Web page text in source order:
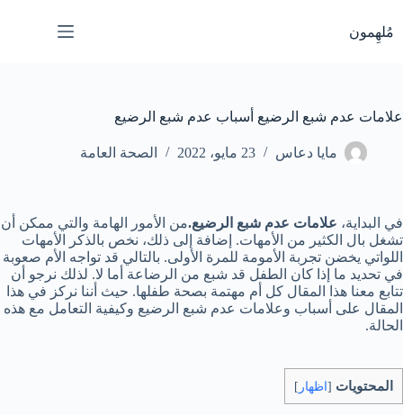
إلى
المحتوى
مُلهِمون
علامات عدم شبع الرضيع أسباب عدم شبع الرضيع
مايا دعاس 23 مايو، 2022 الصحة العامة
في البداية، علامات عدم شبع الرضيع.من الأمور الهامة والتي ممكن أن
تشغل بال الكثير من الأمهات. إضافة إلى ذلك، نخص بالذكر الأمهات
اللواتي يخضن تجربة الأمومة للمرة الأولى. بالتالي قد تواجه الأم صعوبة
في تحديد ما إذا كان الطفل قد شبع من الرضاعة أما لا. لذلك نرجو أن
تتابع معنا هذا المقال كل أم مهتمة بصحة طفلها. حيث أننا نركز في هذا
المقال على أسباب وعلامات عدم شبع الرضيع وكيفية التعامل مع هذه
الحالة.
المحتويات [ اظهار ]